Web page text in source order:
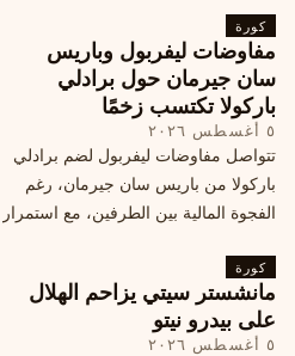
كورة
مفاوضات ليفربول وباريس
سان جيرمان حول برادلي
باركولا تكتسب زخمًا
٥ أغسطس ٢٠٢٦
تتواصل مفاوضات ليفربول لضم برادلي
باركولا من باريس سان جيرمان، رغم
الفجوة المالية بين الطرفين، مع استمرار
إغلاق سوق الانتقالات
كورة
مانشستر سيتي يزاحم الهلال
على بيدرو نيتو
٥ أغسطس ٢٠٢٦